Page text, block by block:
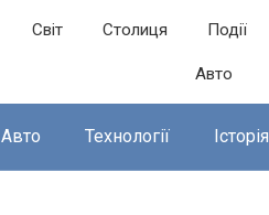
Світ Столиця Події
Авто
Авто Технології Історія